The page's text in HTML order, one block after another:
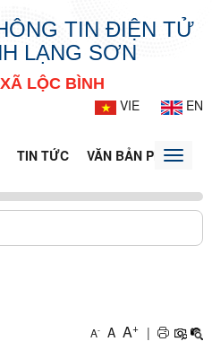
TIN ĐIỆN TỬ
LẠNG SƠN
XÃ LỘC BÌNH
VIE
EN
TIN TỨC VĂN BẢN PHÁPToggle
A- A A+ |